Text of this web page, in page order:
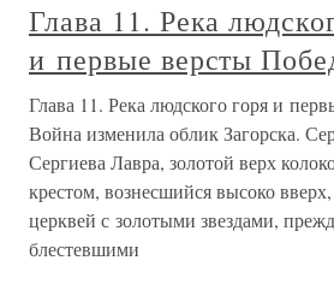
Глава 11. Река
и первые версты
Глава 11. Река людского горя и
Война изменила облик Загорска.
Сергиева Лавра, золотой верх
крестом, вознесшийся высоко
церквей с золотыми звездами,
блестевшими